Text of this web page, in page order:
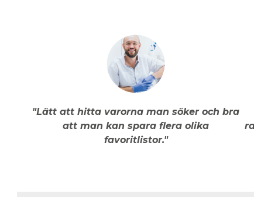
"Lätt att hitta varorna man söker och bra
att man kan spara flera olika
favoritlistor."